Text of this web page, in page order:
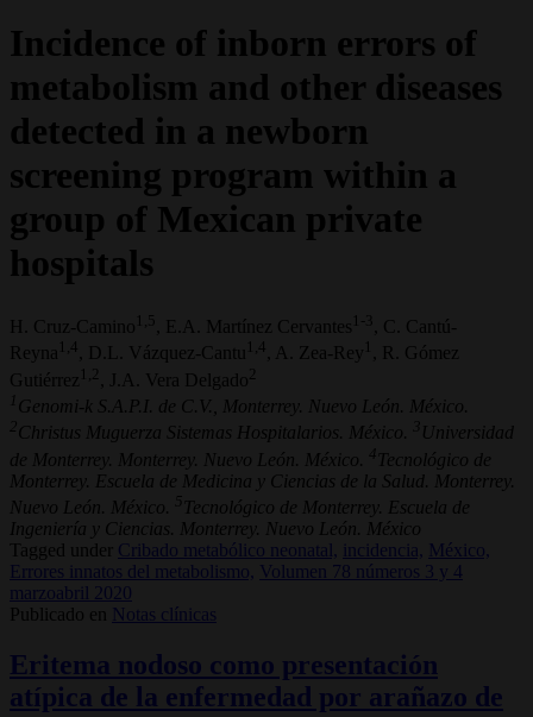
Incidence of inborn errors of
metabolism and other diseases
detected in a newborn
screening program within a
group of Mexican private
hospitals
H. Cruz-Camino 1,5 , E.A. Martínez Cervantes 1-3
, C. Cantú-
Reyna 1,4 , D.L. Vázquez-Cantu 1,4 , A. Zea-Rey 1
, R. Gómez
Gutiérrez 1,2 , J.A. Vera Delgado
1 Genomi-k S.A.P.I. de C.V., Monterrey. Nuevo León. México.
2Christus Muguerza Sistemas Hospitalarios. México. 3 Universidad
de Monterrey. Monterrey. Nuevo León. México.
4 Tecnológico de
Monterrey. Escuela de Medicina y Ciencias de la Salud. Monterrey.
Nuevo León. México. 5 Tecnológico de Monterrey. Escuela de
Ingeniería y Ciencias. Monterrey. Nuevo León. México
Tagged under
Cribado metabólico neonatal, incidencia,
México,
Errores innatos del metabolismo,
Volumen 78 números 3 y 4
marzoabril 2020
Publicado en
Notas clínicas
Eritema nodoso como presentación
atípica de la enfermedad por arañazo de